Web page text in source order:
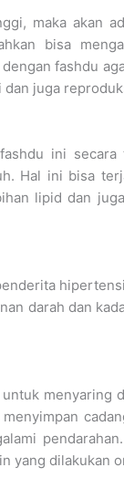
maka akan
bisa
fashdu
dan juga
ini secara
Hal ini bisa
lipid dan
darah dan
menyaring
yang dilakukan